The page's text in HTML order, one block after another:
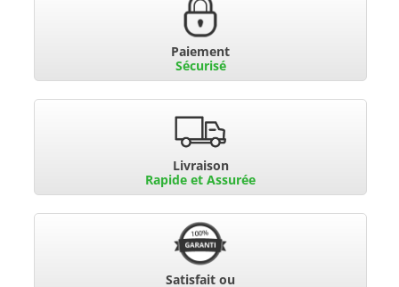
Paiement
Sécurisé
Livraison
Rapide et Assurée
Satisfait ou